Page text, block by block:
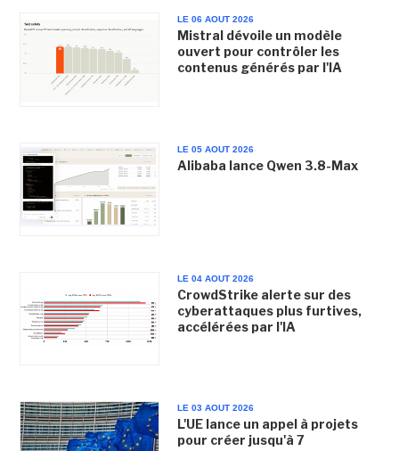
LE 06 AOUT 2026
Mistral dévoile un modèle
ouvert pour contrôler les
contenus générés par l'IA
LE 05 AOUT 2026
Alibaba lance Qwen 3.8-Max
LE 04 AOUT 2026
CrowdStrike alerte sur des
cyberattaques plus furtives,
accélérées par l'IA
LE 03 AOUT 2026
L'UE lance un appel à projets
pour créer jusqu'à 7